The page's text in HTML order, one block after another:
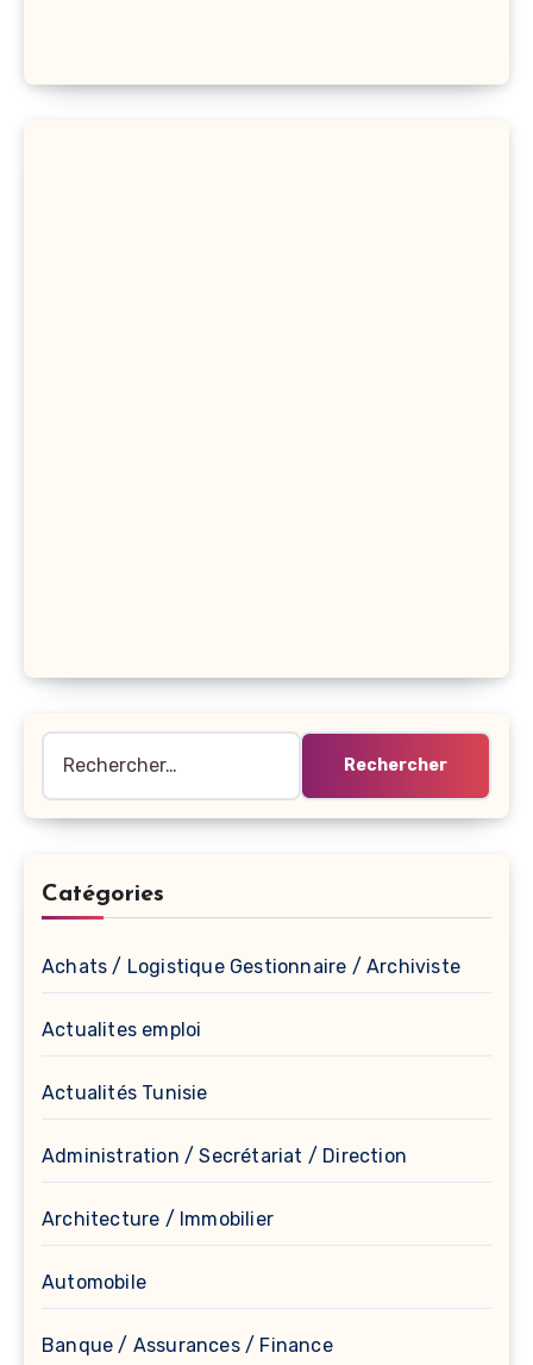
Catégories
Achats / Logistique Gestionnaire / Archiviste
Actualites emploi
Actualités Tunisie
Administration / Secrétariat / Direction
Architecture / Immobilier
Automobile
Banque / Assurances / Finance